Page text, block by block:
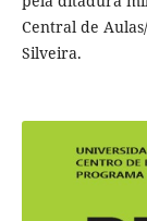
Central de
Silveira.